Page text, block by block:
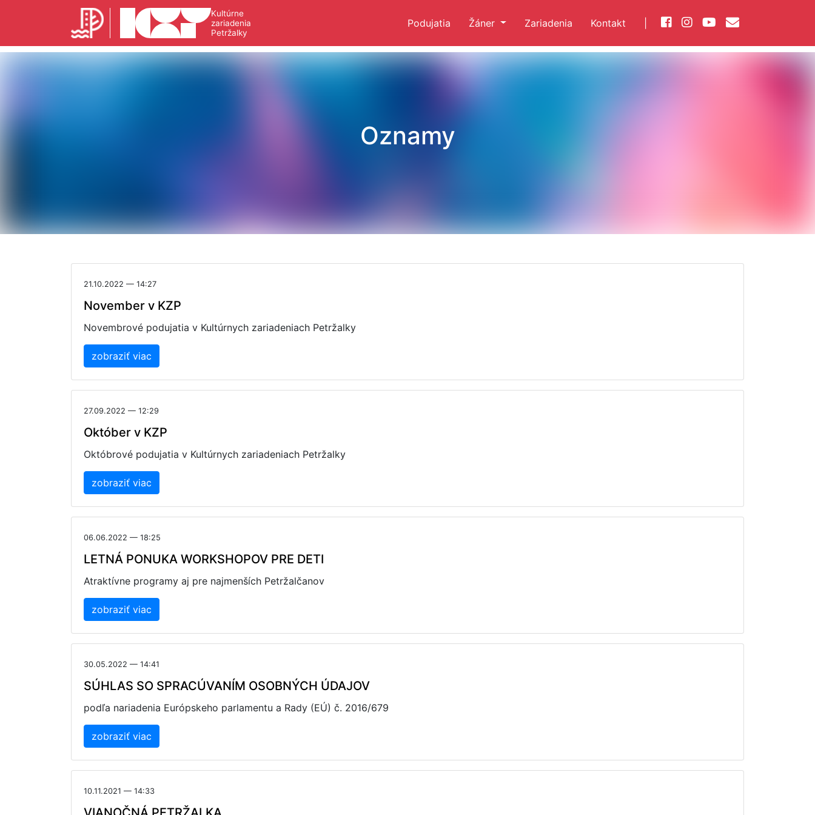
Kultúrne
zariadenia
Petržalky
Podujatia Žáner Zariadenia Kontakt
Oznamy
21.10.2022 — 14:27
November v KZP
Novembrové podujatia v Kultúrnych zariadeniach Petržalky
zobraziť viac
27.09.2022 — 12:29
Október v KZP
Októbrové podujatia v Kultúrnych zariadeniach Petržalky
zobraziť viac
06.06.2022 — 18:25
LETNÁ PONUKA WORKSHOPOV PRE DETI
Atraktívne programy aj pre najmenších Petržalčanov
zobraziť viac
30.05.2022 — 14:41
SÚHLAS SO SPRACÚVANÍM OSOBNÝCH ÚDAJOV
podľa nariadenia Európskeho parlamentu a Rady (EÚ) č. 2016/679
zobraziť viac
10.11.2021 — 14:33